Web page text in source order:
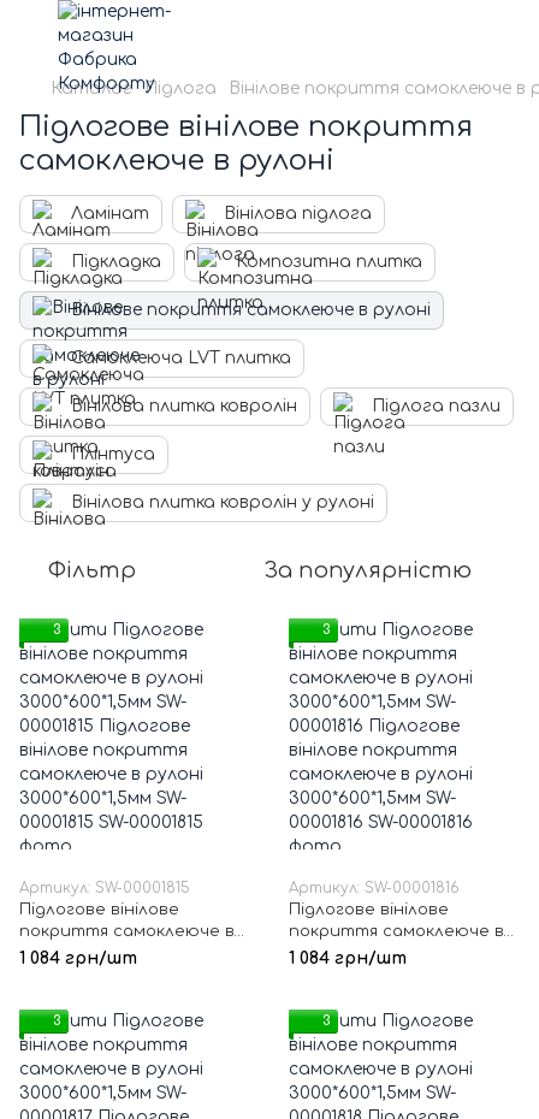
Каталог Підлога Вінілове покриття самоклеюче в
Підлогове вінілове покриття
самоклеюче в рулоні
Ламінат Вінілова підлога
Підкладка Композитна плитка
Вінілове покриття самоклеюче в рулоні
Самоклеюча LVT плитка
Вінілова плитка ковролін Підлога пазли
Плінтуса
Вінілова плитка ковролін у рулоні
Фільтр За популярністю
3
Артикул: SW-00001815
Підлогове вінілове
покриття самоклеюче в
рулоні 3000*600*1,5мм SW-
1 084 грн/шт
3
Артикул: SW-00001816
Підлогове вінілове
покриття самоклеюче в
рулоні 3000*600*1,5мм SW-
1 084 грн/шт
3 3